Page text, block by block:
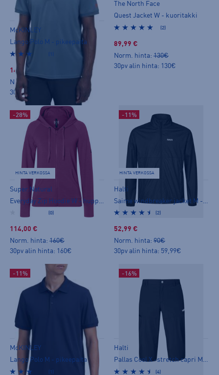
McKINLEY
Lango Polo M - pikeepaita
14,99 €
Norm. hinta:
30pv alin hinta: 16,99€
The North Face
Quest Jacket W - kuoritakki
(2)
89,99 €
Norm. hinta: 130€
30pv alin hinta: 130€
-28%
HINTA VERKOSSA
Super.Natural
(0)
114,00 €
Norm. hinta: 160€
30pv alin hinta: 160€
-11%
HINTA VERKOSSA
Halti
(2)
52,99 €
Norm. hinta: 90€
30pv alin hinta: 59,99€
-11%
McKINLEY
Lango Polo M - pikeepaita
(1)
-16%
Halti
Pallas Cool X -stretch capri M - caprit
(4)